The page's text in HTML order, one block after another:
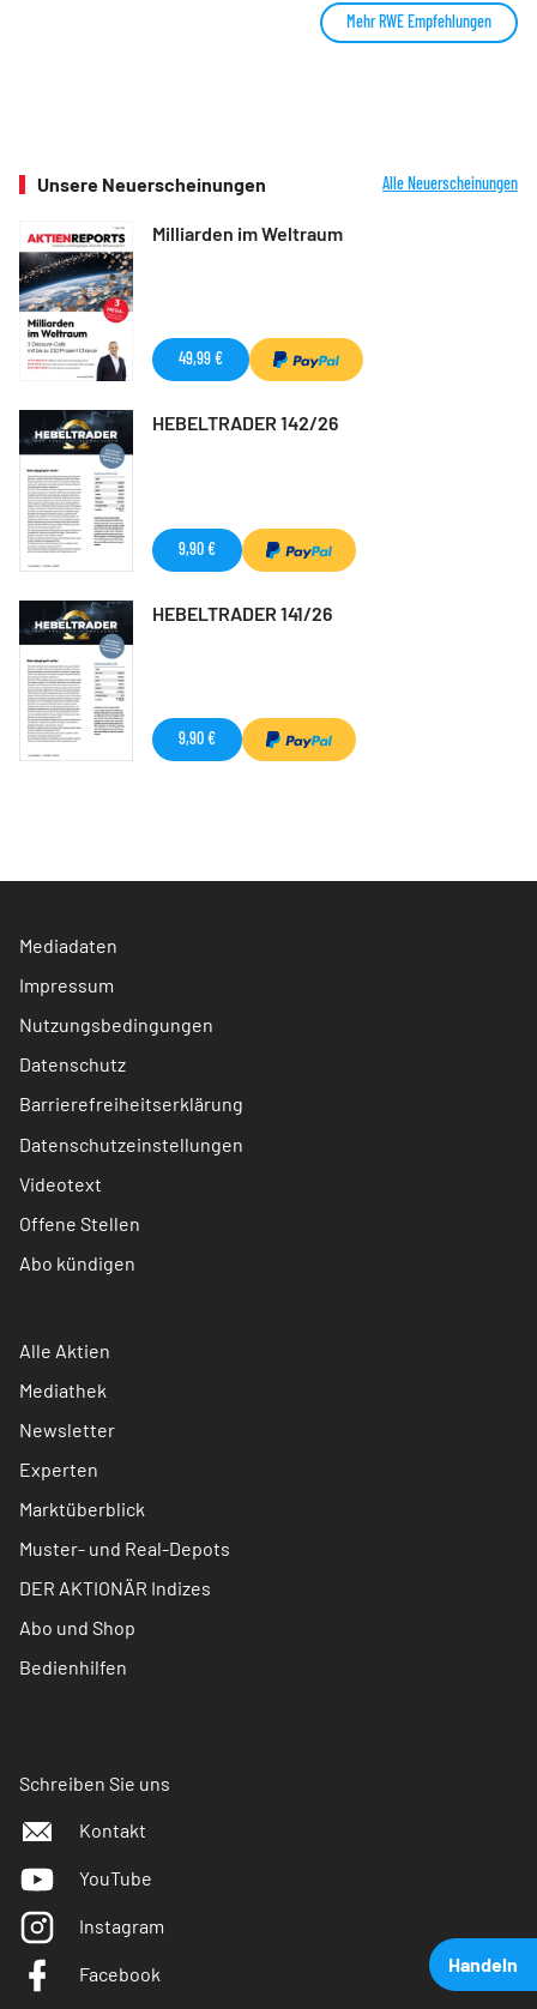
Handeln
Mehr RWE Empfehlungen
Unsere Neuerscheinungen Alle Neuerscheinungen
Milliarden im Weltraum
49,99 €
HEBELTRADER 142/26
9,90 €
HEBELTRADER 141/26
9,90 €
Mediadaten
Impressum
Nutzungsbedingungen
Datenschutz
Barrierefreiheitserklärung
Datenschutzeinstellungen
Videotext
Offene Stellen
Abo kündigen
Alle Aktien
Mediathek
Newsletter
Experten
Marktüberblick
Muster- und Real-Depots
DER AKTIONÄR Indizes
Abo und Shop
Bedienhilfen
Schreiben Sie uns
Kontakt
YouTube
Instagram
Facebook